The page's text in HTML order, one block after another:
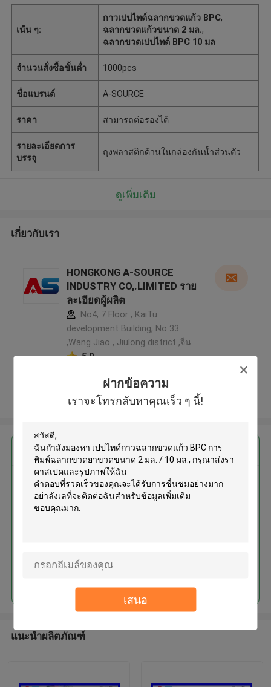
ฝากข้อความ
เราจะโทรกลับหาคุณเร็ว ๆ นี้!
เสนอ
เน้น ๆ:
กาวเปปไทด์ฉลากขวดแก้ว BPC,
ฉลากขวดแก้วขนาด 2 มล.,
ฉลากขวดเปปไทด์ BPC 10 มล
จำนวนสั่งซื้อขั้นต่ำ 1000pcs
ชื่อแบรนด์ A-SOURCE
ราคา สามารถต่อรองได้
รายละเอียดการ
บรรจุ
ถุงพลาสติกด้านในกล่องกันน้ำส่วนตัว
ดูเพิ่มเติม
เกี่ยวกับเรา
HONGKONG A-SOURCE
INDUSTRY CO,.LIMITED ราย
ละเอียดผู้ผลิต
No4, 7 Floor , KaiTu
development Building, No 33
,Wang Jiao , Jiulong district ,จีน
5.0
ดูเพิ่มเติม
এর সেরা মূল্য পান
เปปไทด์กาวฉลากขวดแก้ว BPC
การพิมพ์ฉลากขวดยาขวดขนาด 2
แนะนำผลิตภัณฑ์